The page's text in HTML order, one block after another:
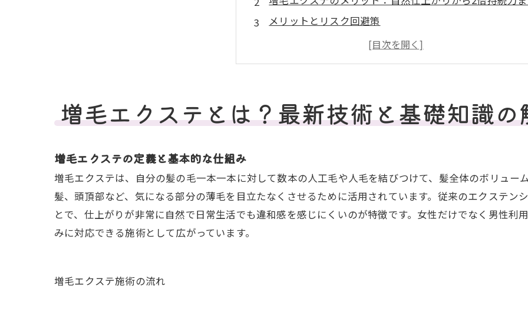
メリットとリスク回避策
施術方法と最新工程詳細
料金相場・維持費
他対策の比較・選択ガイド
日常で気をつけたいヘアケアの基本
増毛エクステとは？最新技術と基礎知識の
増毛エクステの定義と基本的な仕組み
増毛エクステは、自分の髪の毛一本一本に対して数本の人工毛や人毛を結びつけて、髪全体のボリュー
髪、頭頂部など、気になる部分の薄毛を目立たなくさせるために活用されています。従来のエクステン
とで、仕上がりが非常に自然で日常生活でも違和感を感じにくいのが特徴です。女性だけでなく男性利
みに対応できる施術として広がっています。
増毛エクステ施術の流れ